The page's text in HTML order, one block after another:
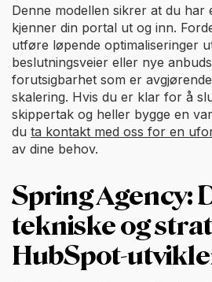
Denne modellen sikrer at du har
kjenner din portal ut og inn.
utføre løpende optimaliseringer
beslutningsveier eller nye
forutsigbarhet som er
skalering. Hvis du er klar for å
skippertak og heller bygge en
du ta kontakt med oss for en
av dine behov.
Spring Agency:
tekniske og
HubSpot-